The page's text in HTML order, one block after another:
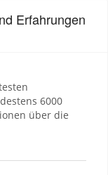
Erfahrungen
6000
über die